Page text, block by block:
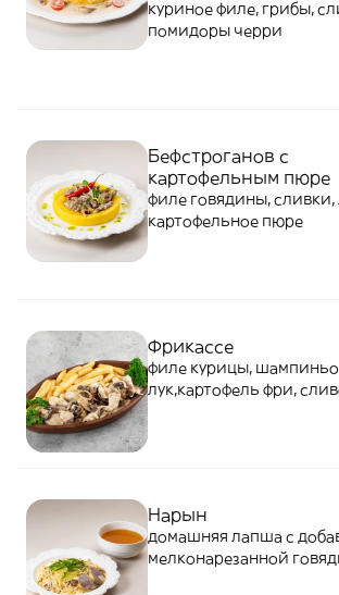
куриное филе, грибы,
помидоры черри
Бефстроганов с
картофельным пюре
филе говядины, сливки,
картофельное пюре
Фрикассе
филе курицы,
лук,картофель фри,
Нарын
домашняя лапша с
мелконарезанной